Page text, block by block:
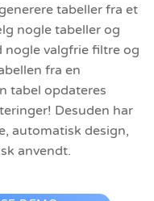
tabeller fra et
nogle tabeller og
nogle valgfrie filtre og
fra en
tabel opdateres
Desuden har
automatisk design,
anvendt.